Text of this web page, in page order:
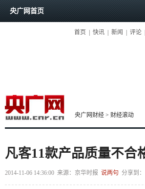
央广网首页
首页 快讯 新闻 评论
央广网财经 > 财经滚动
凡客11款产品质量不合
2014-11-06 14:36:00 来源： 京华时报 说两句 分享到：